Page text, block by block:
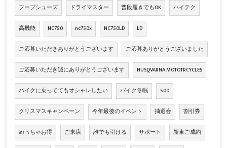
フープシューズ ドライマスター 普段履きでもOK ハイテク
高機能 NC750 nc750x NC750LD LD
ご応募いただきありがとうございます ご応募ありがとうございました
ご応募いただき誠にありがとうございます HUSQVARNA MOTOTRCYCLES
バイクに乗っててもオシャレしたい バイク冬眠 500
クリスマスキャンペーン 今年最後のイベント 抽選会 割引券
めっちゃお得 ご来店 誰でも引ける サポート 新車ご成約